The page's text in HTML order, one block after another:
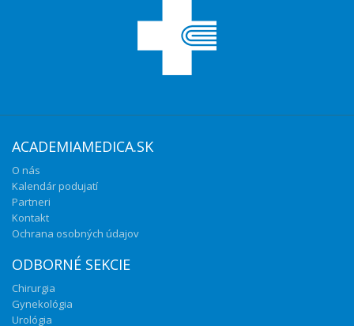
ACADEMIAMEDICA.SK
O nás
Kalendár podujatí
Partneri
Kontakt
Ochrana osobných údajov
ODBORNÉ SEKCIE
Chirurgia
Gynekológia
Urológia